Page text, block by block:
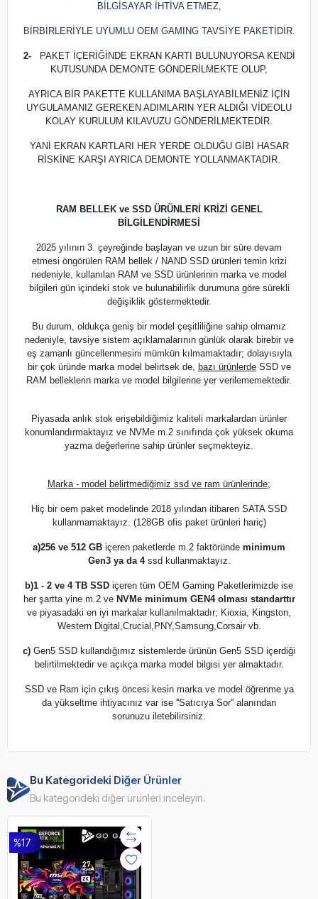
BİLGİSAYAR İHTİVA ETMEZ,
BİRBİRLERİYLE UYUMLU OEM GAMING TAVSİYE PAKETİDİR.
2-
PAKET İÇERİĞİNDE EKRAN KARTI BULUNUYORSA KENDİ
KUTUSUNDA DEMONTE GÖNDERİLMEKTE OLUP,
AYRICA BİR PAKETTE KULLANIMA BAŞLAYABİLMENİZ İÇİN
UYGULAMANIZ GEREKEN ADIMLARIN YER ALDIĞI VİDEOLU
KOLAY KURULUM KILAVUZU GÖNDERİLMEKTEDİR.
YANİ EKRAN KARTLARI HER YERDE OLDUĞU GİBİ HASAR
RİSKİNE KARŞI AYRICA DEMONTE YOLLANMAKTADIR.
RAM BELLEK ve SSD ÜRÜNLERİ KRİZİ GENEL
BİLGİLENDİRMESİ
2025 yılının 3. çeyreğinde başlayan ve uzun bir süre devam
etmesi öngörülen RAM bellek / NAND SSD ürünleri temin krizi
nedeniyle, kullanılan RAM ve SSD ürünlerinin marka ve model
bilgileri gün içindeki stok ve bulunabilirlik durumuna göre sürekli
değişiklik göstermektedir.
Bu durum, oldukça geniş bir model çeşitliliğine sahip olmamız
nedeniyle, tavsiye sistem açıklamalarının günlük olarak birebir ve
eş zamanlı güncellenmesini mümkün kılmamaktadır; dolayısıyla
bir çok üründe marka model belirtsek de, bazı ürünlerdeSSD ve
RAM belleklerin marka ve model bilgilerine yer verilememektedir.
Piyasada anlık stok erişebildiğimiz kaliteli markalardan ürünler
konumlandırmaktayız ve NVMe m.2 sınıfında çok yüksek okuma
yazma değerlerine sahip ürünler seçmekteyiz.
Marka - model belirtmediğimiz ssd ve ram ürünlerinde;
Hiç bir oem paket modelinde 2018 yılından itibaren SATA SSD
kullanmamaktayız. (128GB ofis paket ürünleri hariç)
a)256 ve 512 GB içeren paketlerde m.2 faktöründe minimum
Gen3 ya da 4ssd kullanmaktayız.
b)1 - 2 ve 4 TB SSD içeren tüm OEM Gaming Paketlerimizde ise
her şartta yine m.2 ve NVMe minimum GEN4 olması standarttır
ve piyasadaki en iyi markalar kullanılmaktadır; Kioxia, Kingston,
Western Digital,Crucial,PNY,Samsung,Corsair vb.
c) Gen5 SSD kullandığımız sistemlerde ürünün Gen5 SSD içerdiği
belirtilmektedir ve açıkça marka model bilgisi yer almaktadır.
SSD ve Ram için çıkış öncesi kesin marka ve model öğrenme ya
da yükseltme ihtiyacınız var ise ''Satıcıya Sor'' alanından
sorunuzu iletebilirsiniz.
Bu Kategorideki Diğer Ürünler
Bu kategorideki diğer ürünleri inceleyin.
%17